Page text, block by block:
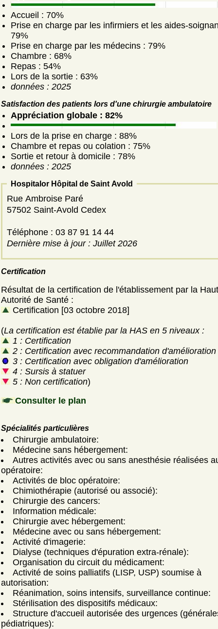
Accueil : 70%
Prise en charge par les infirmiers et les aides-
79%
Prise en charge par les médecins : 79%
Chambre : 68%
Repas : 54%
Lors de la sortie : 63%
données : 2025
Satisfaction des patients lors d'une chirurgie ambulatoire
Appréciation globale : 82%
Lors de la prise en charge : 88%
Chambre et repas ou colation : 75%
Sortie et retour à domicile : 78%
données : 2025
Hospitalor Hôpital de Saint Avold
Rue Ambroise Paré
57502 Saint-Avold Cedex
Téléphone : 03 87 91 14 44
Dernière mise à jour : Juillet 2026
Certification
Résultat de la certification de l'établissement par la
Autorité de Santé :
Certification [03 octobre 2018]
(La certification est établie par la HAS en 5 niveaux :
1 : Certification
2 : Certification avec recommandation d'amélioration
3 : Certification avec obligation d'amélioration
4 : Sursis à statuer
5 : Non certification)
Consulter le plan
Spécialités particulières
Chirurgie ambulatoire:
Médecine sans hébergement:
Autres activités avec ou sans anesthésie réalisées
opératoire:
Activités de bloc opératoire:
Chimiothérapie (autorisé ou associé):
Chirurgie des cancers:
Information médicale:
Chirurgie avec hébergement:
Médecine avec ou sans hébergement:
Activité d'imagerie:
Dialyse (techniques d'épuration extra-rénale):
Organisation du circuit du médicament:
Activité de soins palliatifs (LISP, USP) soumise à
autorisation:
Réanimation, soins intensifs, surveillance continue:
Stérilisation des dispositifs médicaux:
Structure d'accueil autorisée des urgences
pédiatriques):